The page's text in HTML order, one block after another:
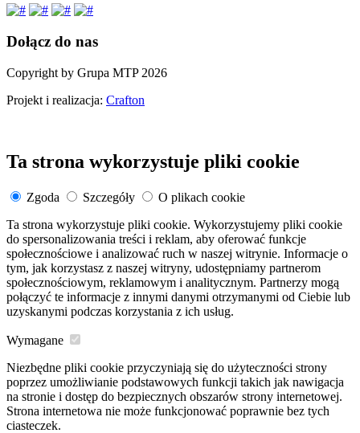
Dołącz do nas
Copyright by Grupa MTP 2026
Projekt i realizacja: Crafton
Ta strona wykorzystuje pliki cookie
Zgoda Szczegóły
O plikach cookie
Ta strona wykorzystuje pliki cookie. Wykorzystujemy pliki cookie
do spersonalizowania treści i reklam, aby oferować funkcje
społecznościowe i analizować ruch w naszej witrynie. Informacje o
tym, jak korzystasz z naszej witryny, udostępniamy partnerom
społecznościowym, reklamowym i analitycznym. Partnerzy mogą
połączyć te informacje z innymi danymi otrzymanymi od Ciebie lub
uzyskanymi podczas korzystania z ich usług.
Wymagane
Niezbędne pliki cookie przyczyniają się do użyteczności strony
poprzez umożliwianie podstawowych funkcji takich jak nawigacja
na stronie i dostęp do bezpiecznych obszarów strony internetowej.
Strona internetowa nie może funkcjonować poprawnie bez tych
ciasteczek.